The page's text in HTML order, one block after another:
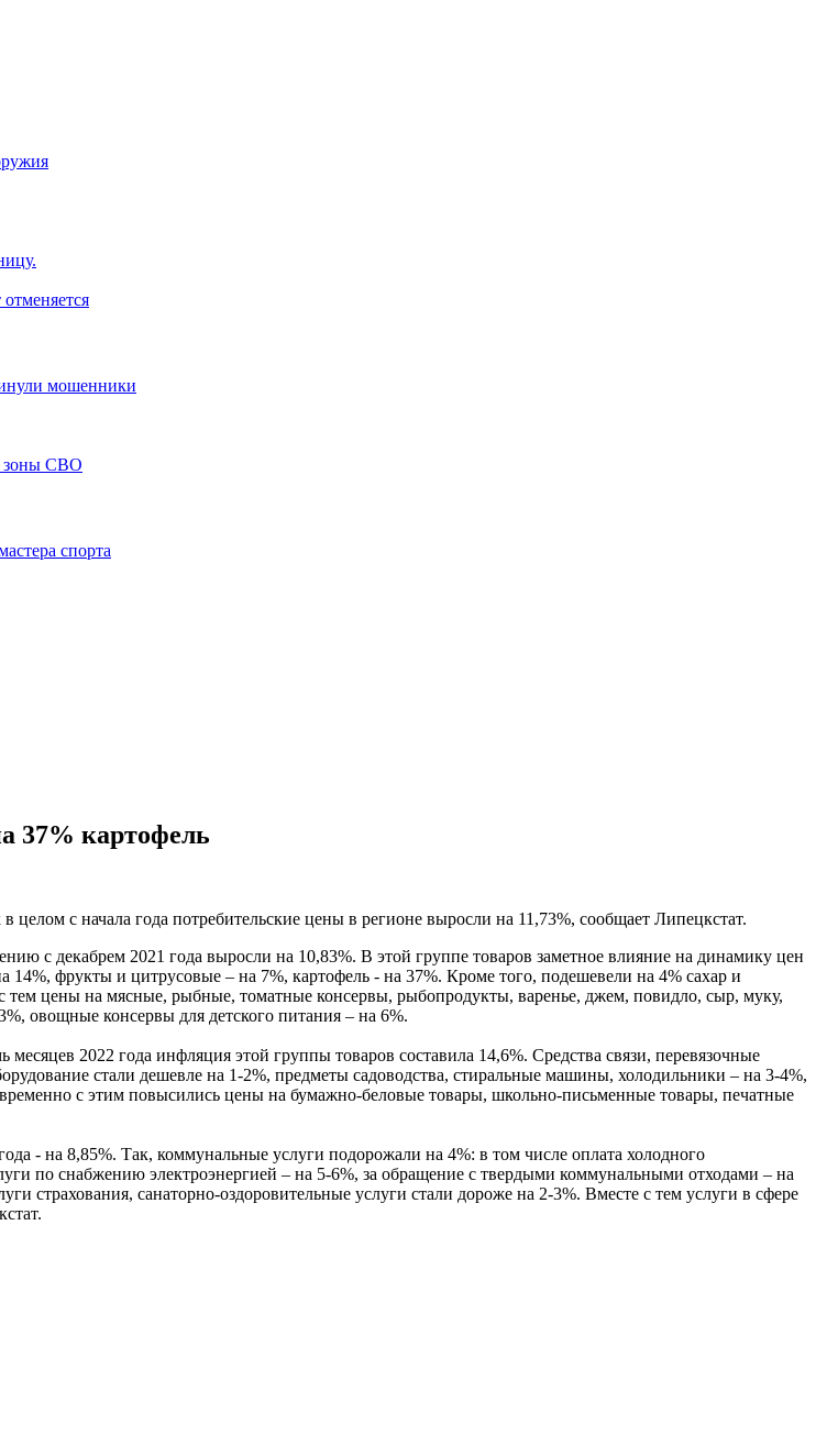
мошенники
зоны СВО
спорта
37% картофель
с начала года потребительские цены в регионе выросли на 11,73%, сообщает Липецкстат.
с декабрем 2021 года выросли на 10,83%. В этой группе товаров заметное влияние на динамику цен
фрукты и цитрусовые – на 7%, картофель - на 37%. Кроме того, подешевели на 4% сахар и
цены на мясные, рыбные, томатные консервы, рыбопродукты, варенье, джем, повидло, сыр, муку,
овощные консервы для детского питания – на 6%.
2022 года инфляция этой группы товаров составила 14,6%. Средства связи, перевязочные
стали дешевле на 1-2%, предметы садоводства, стиральные машины, холодильники – на 3-4%,
с этим повысились цены на бумажно-беловые товары, школьно-письменные товары, печатные
- на 8,85%. Так, коммунальные услуги подорожали на 4%: в том числе оплата холодного
по снабжению электроэнергией – на 5-6%, за обращение с твердыми коммунальными отходами – на
страхования, санаторно-оздоровительные услуги стали дороже на 2-3%. Вместе с тем услуги в сфере